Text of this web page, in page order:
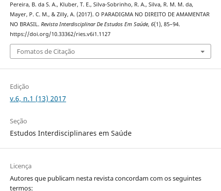
Pereira, B. da S. A., Kluber, T. E., Silva-Sobrinho, R. A., Silva, R. M. M. da,
Mayer, P. C. M., & Zilly, A. (2017). O PARADIGMA NO DIREITO DE AMAMENTAR
NO BRASIL. Revista Interdisciplinar De Estudos Em Saúde, 6(1), 85–94.
https://doi.org/10.33362/ries.v6i1.1127
Fomatos de Citação
Edição
v.6, n.1 (13) 2017
Seção
Estudos Interdisciplinares em Saúde
Licença
Autores que publicam nesta revista concordam com os seguintes
termos: